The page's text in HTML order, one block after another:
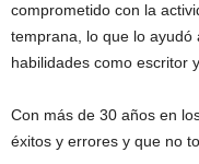
comprometido con la
temprana, lo que lo ayudó
habilidades como escritor
Con más de 30 años en
éxitos y errores y que no